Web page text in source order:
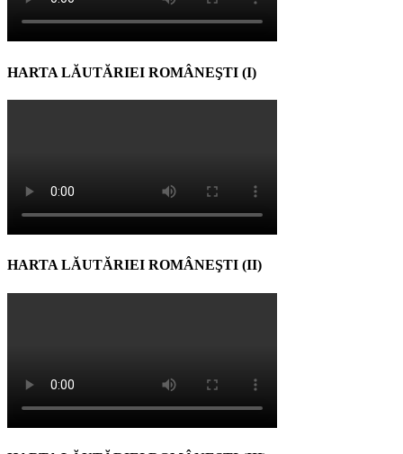
HARTA LĂUTĂRIEI ROMÂNEŞTI (I)
HARTA LĂUTĂRIEI ROMÂNEŞTI (II)